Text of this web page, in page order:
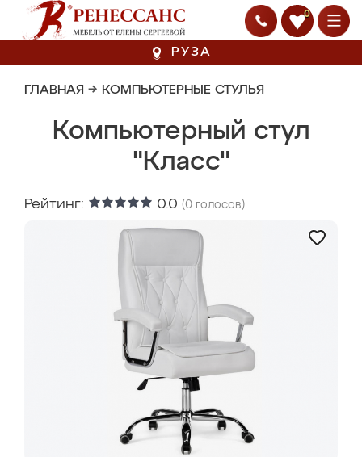
0
РУЗА
ГЛАВНАЯ → КОМПЬЮТЕРНЫЕ СТУЛЬЯ
Компьютерный стул
"Класс"
Рейтинг: 0.0 (0 голосов)